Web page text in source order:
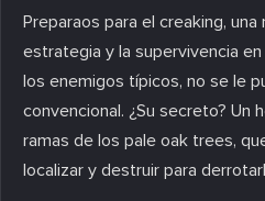
Preparaos para el creaking,
estrategia y la supervivencia
los enemigos típicos, no se le
convencional. ¿Su secreto? Un
ramas de los pale oak trees,
localizar y destruir para